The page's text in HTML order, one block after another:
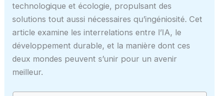
technologique et écologie, propulsant des
solutions tout aussi nécessaires qu’ingéniosité. Cet
article examine les interrelations entre l’IA, le
développement durable, et la manière dont ces
deux mondes peuvent s’unir pour un avenir
meilleur.